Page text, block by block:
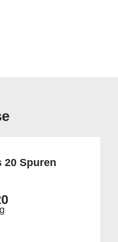
20 Spuren